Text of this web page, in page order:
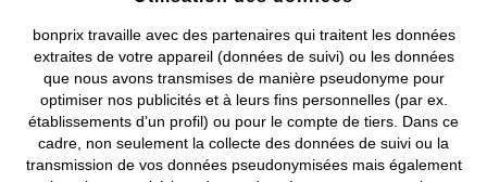
bonprix travaille avec des partenaires qui traitent les données
extraites de votre appareil (données de suivi) ou les données
que nous avons transmises de manière pseudonyme pour
optimiser nos publicités et à leurs fins personnelles (par ex.
établissements d’un profil) ou pour le compte de tiers. Dans ce
cadre, non seulement la collecte des données de suivi ou la
transmission de vos données pseudonymisées mais également